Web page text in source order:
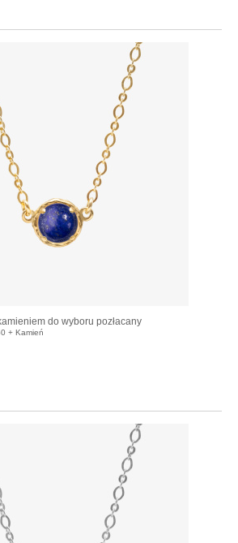
do wyboru pozłacany
+ Kamień